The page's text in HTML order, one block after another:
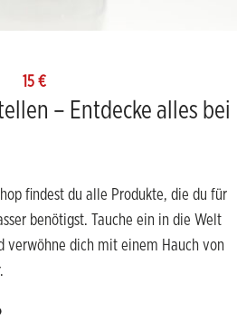
15 €
– Entdecke alles bei
findest du alle Produkte, die du für
benötigst. Tauche ein in die Welt
verwöhne dich mit einem Hauch von